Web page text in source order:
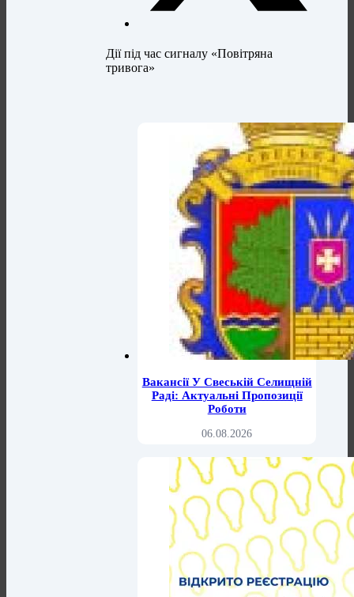
Дії під час сигналу «Повітряна
тривога»
Вакансії У Свеській Селищній
Раді: Актуальні Пропозиції
Роботи
06.08.2026